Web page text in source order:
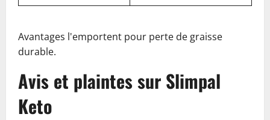
Avantages l'emportent pour perte de graisse
durable.
Avis et plaintes sur Slimpal
Keto